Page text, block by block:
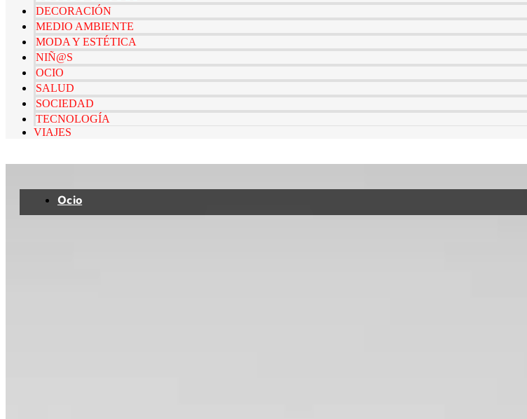
DECORACIÓN
MEDIO AMBIENTE
MODA Y ESTÉTICA
NIÑ@S
OCIO
SALUD
SOCIEDAD
TECNOLOGÍA
VIAJES
Ocio